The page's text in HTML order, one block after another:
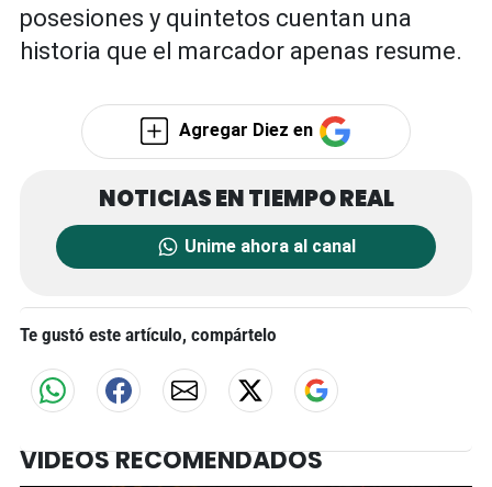
posesiones y quintetos cuentan una
historia que el marcador apenas resume.
Agregar Diez en
Unime ahora al canal
Te gustó este artículo, compártelo
VIDEOS RECOMENDADOS